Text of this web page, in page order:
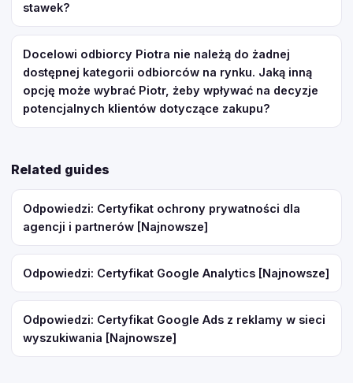
stawek?
Docelowi odbiorcy Piotra nie należą do żadnej
dostępnej kategorii odbiorców na rynku. Jaką inną
opcję może wybrać Piotr, żeby wpływać na decyzje
potencjalnych klientów dotyczące zakupu?
Related guides
Odpowiedzi: Certyfikat ochrony prywatności dla
agencji i partnerów [Najnowsze]
Odpowiedzi: Certyfikat Google Analytics [Najnowsze]
Odpowiedzi: Certyfikat Google Ads z reklamy w sieci
wyszukiwania [Najnowsze]